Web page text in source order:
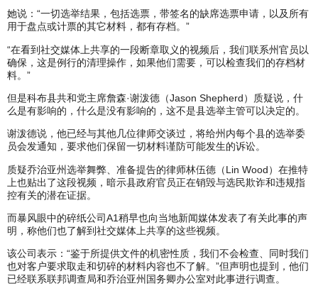
她说：“一切选举结果，包括选票，带签名的缺席选票申请，以及所有
用于盘点或计票的其它材料，都有存档。”
“在看到社交媒体上共享的一段断章取义的视频后，我们联系州官员以
确保，这是例行的清理操作，如果他们需要，可以检查我们的存档材
料。”
但是科布县共和党主席詹森·谢泼德（Jason Shepherd）质疑说，什
么是有影响的，什么是没有影响的，这不是县选举主管可以决定的。
谢泼德说，他已经与其他几位律师交谈过，将给州内每个县的选举委
员会发通知，要求他们保留一切材料谨防可能发生的诉讼。
质疑乔治亚州选举舞弊、准备提告的律师林伍德（Lin Wood）在推特
上也贴出了这段视频，暗示县政府官员正在销毁与选民欺诈和违规指
控有关的潜在证据。
而暴风眼中的碎纸公司A1稍早也向当地新闻媒体发表了有关此事的声
明，称他们也了解到社交媒体上共享的这些视频。
该公司表示：“鉴于所提供文件的机密性质，我们不会检查、同时我们
也对客户要求取走和切碎的材料内容也不了解。”但声明也提到，他们
已经联系联邦调查局和乔治亚州国务卿办公室对此事进行调查。